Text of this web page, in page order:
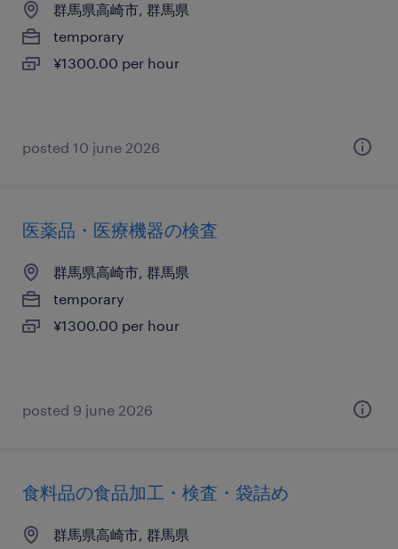
群馬県高崎市, 群馬県
temporary
¥1300.00 per hour
posted 10 june 2026
医薬品・医療機器の検査
群馬県高崎市, 群馬県
temporary
¥1300.00 per hour
posted 9 june 2026
食料品の食品加工・検査・袋詰め
群馬県高崎市, 群馬県